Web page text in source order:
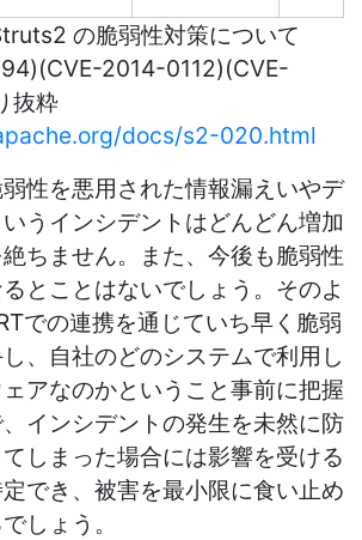
の脆弱性対策について
2014-0112)(CVE-
抜粋
docs/s2-020.html
性を悪用された情報漏えいやデ
うインシデントはどんどん増加
ちません。また、今後も脆弱性
とことはないでしょう。そのよ
での連携を通じていち早く脆弱
、自社のどのシステムで利用し
アなのかということ事前に把握
インシデントの発生を未然に防
しまった場合には影響を受ける
でき、被害を最小限に食い止め
しょう。